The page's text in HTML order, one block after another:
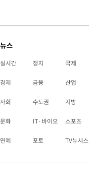
뉴스
실시간 정치 국제
경제 금융 산업
사회 수도권 지방
문화 IT·바이오 스포츠
연예 포토 TV뉴시스